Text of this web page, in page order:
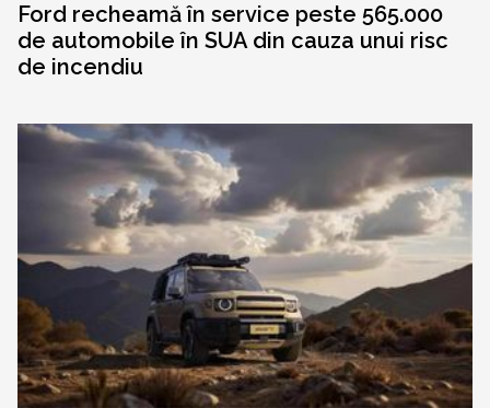
Ford recheamă în service peste 565.000
de automobile în SUA din cauza unui risc
de incendiu